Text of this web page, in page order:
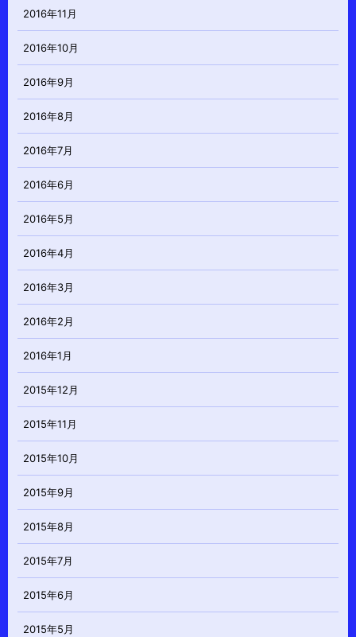
2016年11月
2016年10月
2016年9月
2016年8月
2016年7月
2016年6月
2016年5月
2016年4月
2016年3月
2016年2月
2016年1月
2015年12月
2015年11月
2015年10月
2015年9月
2015年8月
2015年7月
2015年6月
2015年5月